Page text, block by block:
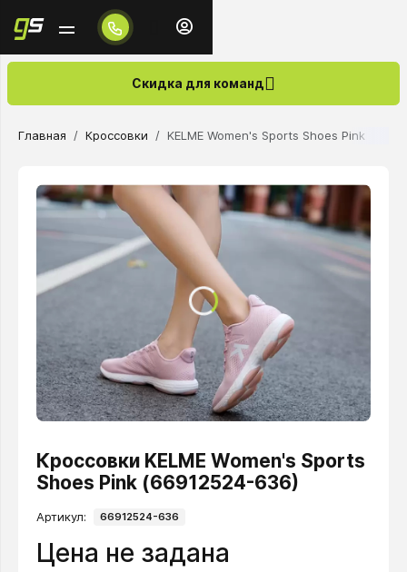
Скидка для команд
Главная Кроссовки KELME Women's Sports Shoes Pink
Кроссовки KELME Women's Sports
Shoes Pink (66912524-636)
Артикул: 66912524-636
Цена не задана